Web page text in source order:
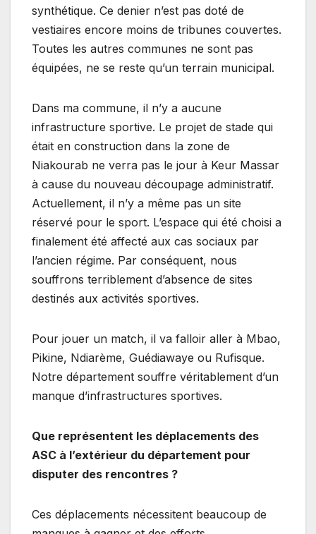
synthétique. Ce denier n’est pas doté de
vestiaires encore moins de tribunes couvertes.
Toutes les autres communes ne sont pas
équipées, ne se reste qu’un terrain municipal.
Dans ma commune, il n’y a aucune
infrastructure sportive. Le projet de stade qui
était en construction dans la zone de
Niakourab ne verra pas le jour à Keur Massar
à cause du nouveau découpage administratif.
Actuellement, il n’y a même pas un site
réservé pour le sport. L’espace qui été choisi a
finalement été affecté aux cas sociaux par
l’ancien régime. Par conséquent, nous
souffrons terriblement d’absence de sites
destinés aux activités sportives.
Pour jouer un match, il va falloir aller à Mbao,
Pikine, Ndiarème, Guédiawaye ou Rufisque.
Notre département souffre véritablement d’un
manque d’infrastructures sportives.
Que représentent les déplacements des
ASC à l’extérieur du département pour
disputer des rencontres ?
Ces déplacements nécessitent beaucoup de